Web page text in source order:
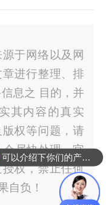
于网络以及网
进行整理、排
息之 目的，并
其内容的真实
权等问题，请
尽快处理。官
权，禁止任何
自负！
可以介绍下你们的产品么？